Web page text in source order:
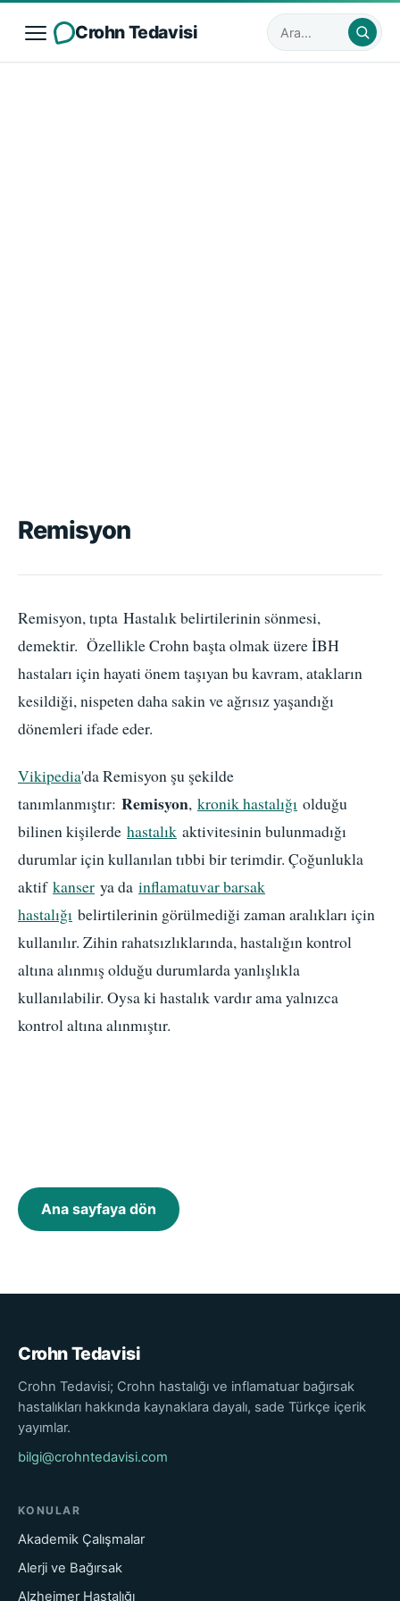
Crohn Tedavisi Sitede ara
Remisyon
Remisyon, tıpta Hastalık belirtilerinin sönmesi,
demektir. Özellikle Crohn başta olmak üzere İBH
hastaları için hayati önem taşıyan bu kavram, atakların
kesildiği, nispeten daha sakin ve ağrısız yaşandığı
dönemleri ifade eder.
Vikipedia'da Remisyon şu şekilde
tanımlanmıştır: Remisyon, kronik hastalığı olduğu
bilinen kişilerde hastalık aktivitesinin bulunmadığı
durumlar için kullanılan tıbbi bir terimdir. Çoğunlukla
aktif kanser ya da inflamatuvar barsak
hastalığı belirtilerinin görülmediği zaman aralıkları için
kullanılır. Zihin rahatsızlıklarında, hastalığın kontrol
altına alınmış olduğu durumlarda yanlışlıkla
kullanılabilir. Oysa ki hastalık vardır ama yalnızca
kontrol altına alınmıştır.
Ana sayfaya dön
Crohn Tedavisi
Crohn Tedavisi; Crohn hastalığı ve inflamatuar bağırsak
hastalıkları hakkında kaynaklara dayalı, sade Türkçe içerik
yayımlar.
bilgi@crohntedavisi.com
KONULAR
Akademik Çalışmalar
Alerji ve Bağırsak
Alzheimer Hastalığı